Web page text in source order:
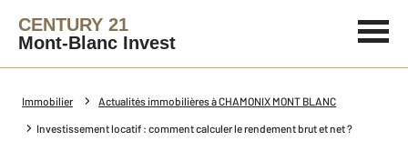
CENTURY 21
Mont-Blanc Invest
Immobilier Actualités immobilières à CHAMONIX MONT BLANC
Investissement locatif : comment calculer le rendement brut et net ?